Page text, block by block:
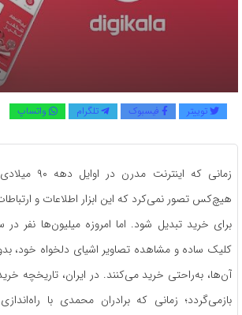
توییتر فیسبوک تلگرام واتساپ
زمانی که
هیچ‌کس تصور نمی‌کرد که این ابزار اطلاعات و
برای خرید تبدیل شود. اما امروزه میلیون‌ها نفر در
کلیک ساده و مشاهده تصاویر اشیای دلخواه خود،
بازمی‌گردد؛ زمانی که برادران محمدی با